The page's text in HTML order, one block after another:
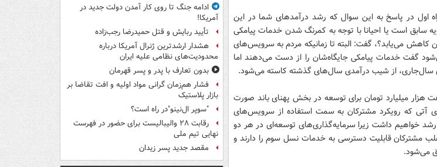
اول در پاسخ به این سوال که رشد درآمدهای شما در این
است یا احیانا با توجه به کمرنگ شدن خدمات پیامکی
کاهش می‌یابد؟، گفت: البته تا زمانیکه مردم به سرویس‌های
گفت خدمات پیامکی جایگاه‌شان را از دست می‌دهند اما
سال‌جاری، از شیب درآمدی سال‌های گذشته کاسته می‌شود.
هزار میلیارد تومان برای توسعه در بخش پهنای باند صورت
آتی که رویکرد مشترکان به سمت استفاده از سرویس‌های
رشد خواهیم داشت زیرا سرمایه‌گذاری‌های توسعه‌ای در هر دو
مشترکان قابلیت دسترسی به خدمات نسل‌ سوم را دارند و
ادامه جنگ تا روی کار آمدن دولت جدید در
آمریکا!
تأیید ربایش و قتل حمیدرضا رجب‌زاده
هشدار ارشدترین ژنرال آمریکا درباره
محدودیت‌های نظامی علیه ایران
بدون تعارف با پدر و پسر قهرمان
فشار هم‌زمان گرانی مواد اولیه و افت تقاضا بر
بازار پلاستیک
"سوپر ال‌نینو"در راه است؟
رقابت ۲۸ والیبالیست برای حضور در فهرست
نهایی تیم ملی
مقصد جدید پسر زیدان